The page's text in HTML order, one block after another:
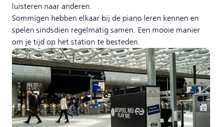
luisteren naar anderen.
Sommigen hebben elkaar bij de piano leren kennen en
spelen sindsdien regelmatig samen. Een mooie manier
om je tijd op het station te besteden.